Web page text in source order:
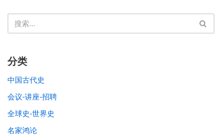
分类
中国古代史
会议-讲座-招聘
全球史-世界史
名家鸿论